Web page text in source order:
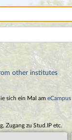
other institutes
sich ein Mal am eCampus
Zugang zu Stud.IP etc.